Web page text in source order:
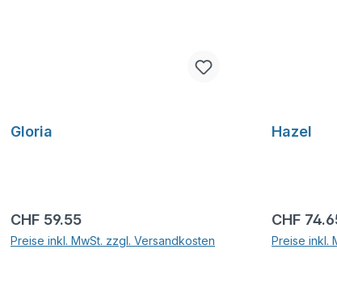
Gloria
Regulärer Preis:
CHF 59.55
Preise inkl. MwSt. zzgl. Versandkosten
Hazel
Regulärer
CHF
Preise inkl.